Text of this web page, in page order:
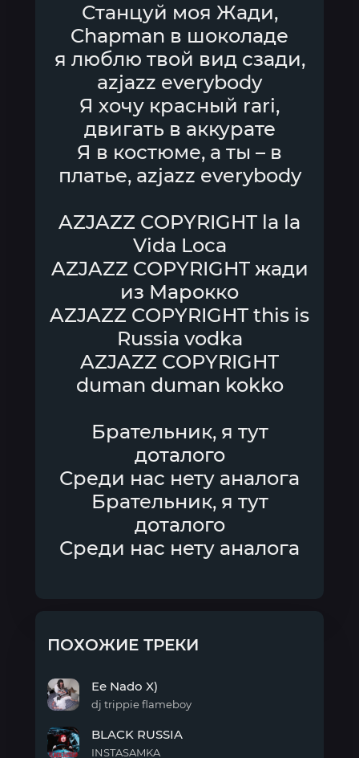
Станцуй моя Жади,
Chapman в шоколаде
я люблю твой вид сзади,
azjazz everybody
Я хочу красный rari,
двигать в аккурате
Я в костюме, а ты – в
платье, azjazz everybody
AZJAZZ COPYRIGHT la la
Vida Loca
AZJAZZ COPYRIGHT жади
из Марокко
AZJAZZ COPYRIGHT this is
Russia vodka
AZJAZZ COPYRIGHT
duman duman kokko
Брательник, я тут
доталого
Среди нас нету аналога
Брательник, я тут
доталого
Среди нас нету аналога
ПОХОЖИЕ ТРЕКИ
Nado
X)
Ee Nado X)
dj trippie flameboy
BLACK RUSSIA
INSTASAMKA